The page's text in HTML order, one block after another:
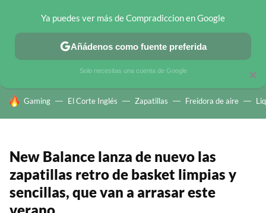
CHOLLOS TELEGRAM OFERTAS EN MÓVILES OFERTAS EN
HOY SE HABLA DE
Gaming El Corte Inglés Zapatillas Freidora de aire
New Balance lanza de nuevo las
zapatillas retro de basket limpias y
sencillas, que van a arrasar este
×
Ya puedes ver más de Compradiccion en Google
Añádenos como fuente preferida
Solo necesitas una cuenta de Google